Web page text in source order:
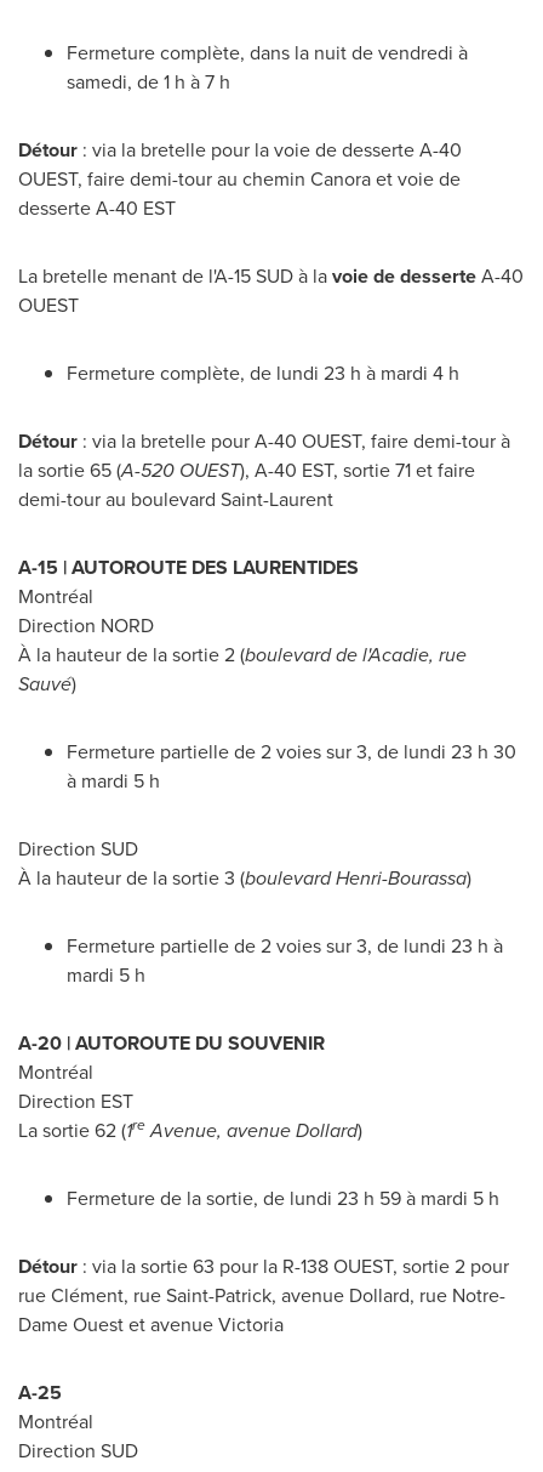
Fermeture complète, dans la nuit de vendredi à
samedi, de 1 h à 7 h
Détour : via la bretelle pour la voie de desserte A-40
OUEST, faire demi-tour au chemin Canoraet voie de
desserte A-40 EST
La bretelle menant de l'A-15 SUD à lavoie de desserteA-40
OUEST
Fermeture complète, de lundi 23 h à mardi 4 h
Détour : via la bretelle pour A-40 OUEST, faire demi-tour à
la sortie 65 (A-520 OUEST), A-40 EST, sortie 71 et faire
demi-tour au boulevard Saint-Laurent
A-15 | AUTOROUTE DES LAURENTIDES
Montréal
Direction NORD
À la hauteur de la sortie 2 (boulevard de l'Acadie, rue
Sauvé)
Fermeture partielle de 2 voies sur 3, de lundi 23 h 30
à mardi 5 h
Direction SUD
À la hauteur de la sortie 3 (boulevard Henri-Bourassa)
Fermeture partielle de 2 voies sur 3, de lundi 23 h à
mardi 5 h
A-20 | AUTOROUTE DU SOUVENIR
Montréal
Direction EST
La sortie 62 (1reAvenue, avenueDollard)
Fermeture de la sortie, de lundi 23 h 59 à mardi 5 h
Détour : via la sortie 63 pour la R-138 OUEST, sortie 2 pour
rue Clément, rue Saint-Patrick, avenue Dollard, rue Notre-
Dame Ouest et avenueVictoria
A-25
Montréal
Direction SUD